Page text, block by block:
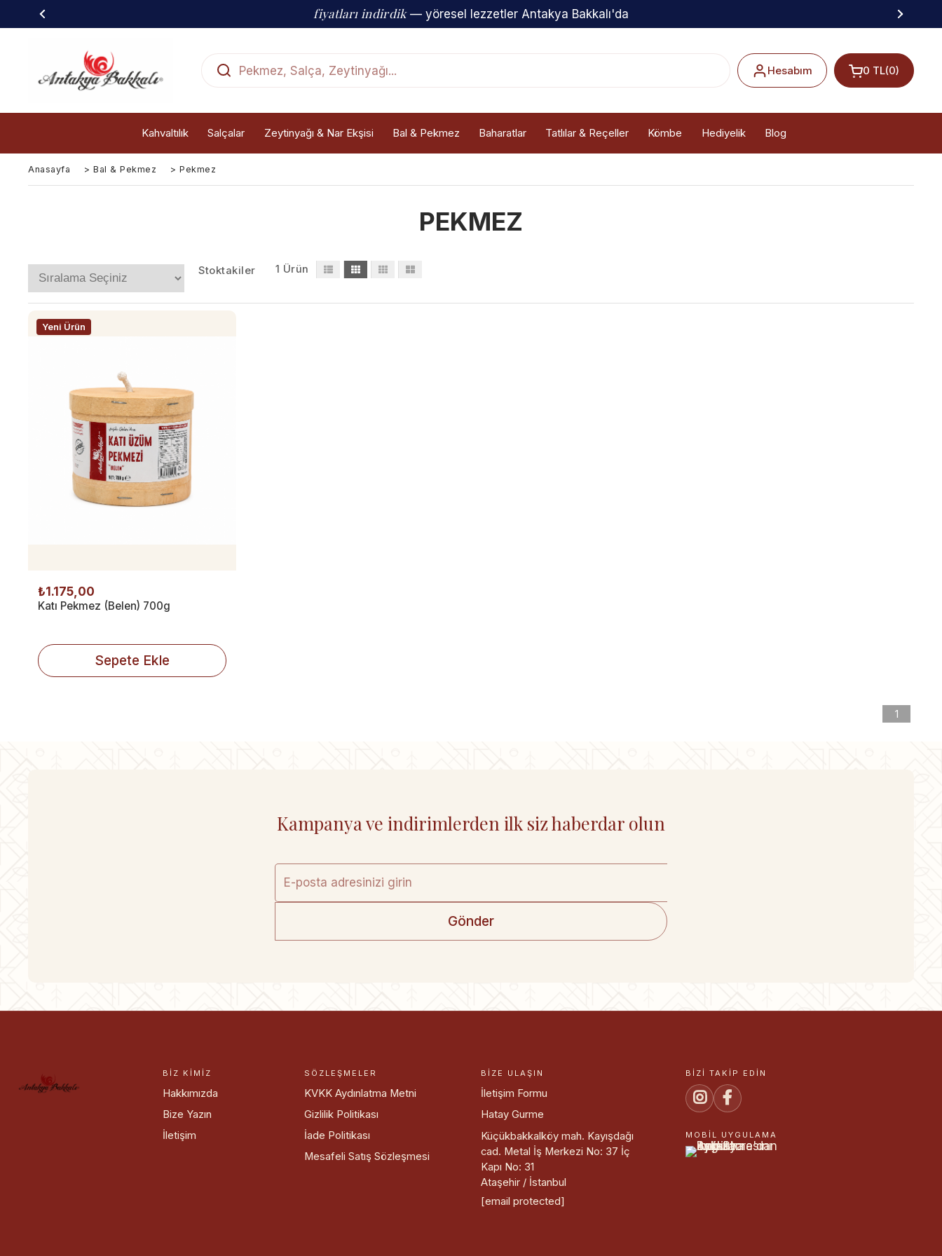
fiyatları indirdik— yöresel lezzetler Antakya Bakkalı'da
Hesabım 0 TL(0)
Kahvaltılık Salçalar Zeytinyağı & Nar Ekşisi Bal & Pekmez Baharatlar Tatlılar & Reçeller Kömbe Hediyelik Blog
Anasayfa > Bal & Pekmez > Pekmez
PEKMEZ
Stoktakiler 1 Ürün
Katı Pekmez (Belen) 700g
₺1.175,00
Sepete Ekle
Yeni Ürün
1
Kampanya ve indirimlerden ilk siz haberdar olun
Gönder
BIZ KIMIZ
Hakkımızda
Bize Yazın
İletişim
SÖZLEŞMELER
KVKK Aydınlatma Metni
Gizlilik Politikası
İade Politikası
Mesafeli Satış Sözleşmesi
BIZE ULAŞIN
İletişim Formu
Hatay Gurme
Küçükbakkalköy mah. Kayışdağı
cad. Metal İş Merkezi No: 37 İç
Kapı No: 31
Ataşehir / İstanbul
[email protected]
BIZI TAKIP EDIN
MOBIL UYGULAMA